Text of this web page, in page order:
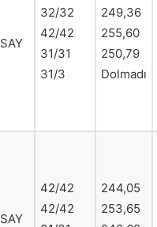
SAY
32/32
42/42
31/31
31/3
249,36
255,60
250,79
Dolmadı
SAY
42/42
42/42
244,05
253,65